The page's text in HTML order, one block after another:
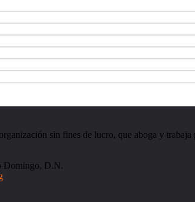
sin fines de lucro, que aboga y
Domingo, D.N.